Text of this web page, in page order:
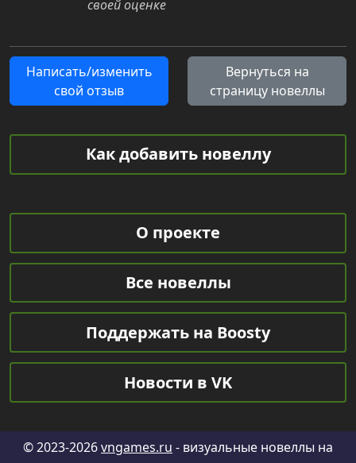
своей оценке
Написать/изменить
свой отзыв
Вернуться на
страницу новеллы
Как добавить новеллу
О проекте
Все новеллы
Поддержать на Boosty
Новости в VK
© 2023-2026vngames.ru - визуальные новеллы на